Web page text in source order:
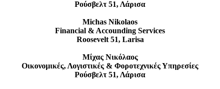
Ρούσβελτ 51, Λάρισα
Michas Nikolaos
Financial & Accounding Services
Roosevelt 51, Larisa
Μίχας Νικόλαος
Οικονομικές, Λογιστικές & Φοροτεχνικές Υπηρεσίες
Ρούσβελτ 51, Λάρισα